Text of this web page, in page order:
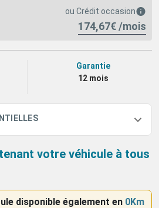
ou Crédit occasion
174,67€ /mois
Garantie
12 mois
votre véhicule à tous
disponible également en 0Km